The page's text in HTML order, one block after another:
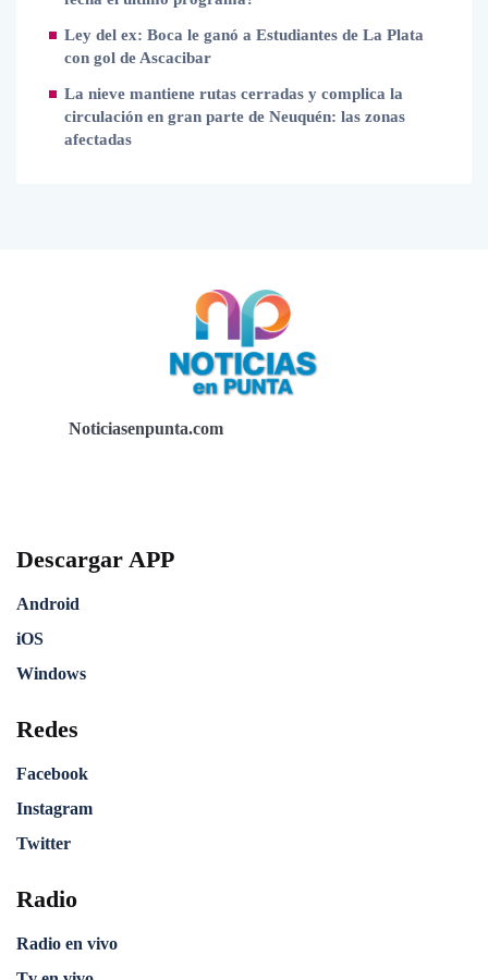
Ley del ex: Boca le ganó a Estudiantes de La Plata
con gol de Ascacibar
La nieve mantiene rutas cerradas y complica la
circulación en gran parte de Neuquén: las zonas
afectadas
Noticiasenpunta.com
Descargar APP
Android
iOS
Windows
Redes
Facebook
Instagram
Twitter
Radio
Radio en vivo